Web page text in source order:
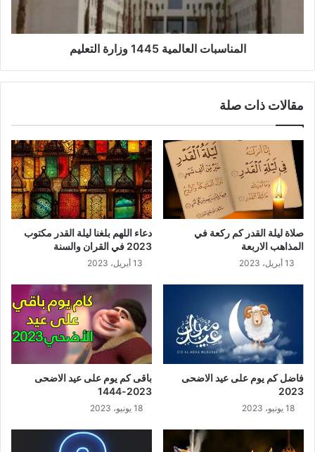
المناسبات العالمية 1445 وزارة التعليم
مقالات ذات صلة
صلاة ليلة القدر كم ركعة في
المذاهب الاربعة
13 أبريل، 2023
دعاء اللهم بلغنا ليلة القدر مكتوب
2023 في القران والسنة
13 أبريل، 2023
فاضل كم يوم على عيد الاضحى
2023
18 يونيو، 2023
باقى كم يوم على عيد الاضحى
2023-1444
18 يونيو، 2023